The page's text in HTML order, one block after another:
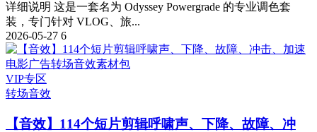
详细说明 这是一套名为 Odyssey Powergrade 的专业调色套
装，专门针对 VLOG、旅...
2026-05-27 6
VIP专区
转场音效
【音效】114个短片剪辑呼啸声、下降、故障、冲